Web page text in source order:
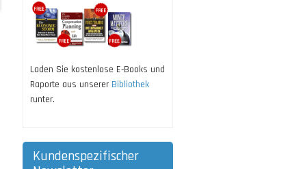
Laden Sie kostenlose E-Books und
Raporte aus unserer Bibliothek
runter.
Kundenspezifischer